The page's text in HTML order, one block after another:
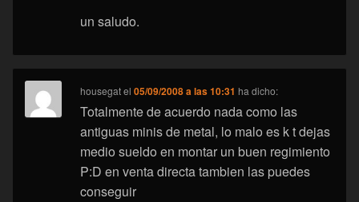
un saludo.
housegatel05/09/2008 a las 10:31 ha dicho:
Totalmente de acuerdo nada como las
antiguas minis de metal, lo malo es k t dejas
medio sueldo en montar un buen regimiento
P:D en venta directa tambien las puedes
conseguir